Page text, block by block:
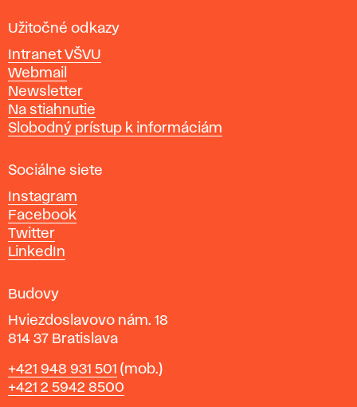
a
ý
t
v
a
r
ý
c
h
u
m
e
í
v
r
a
Užitočné odkazy
Intranet VŠVU
Webmail
Newsletter
Na stiahnutie
Slobodný prístup k informáciám
Sociálne siete
Instagram
Facebook
Twitter
LinkedIn
Budovy
Hviezdoslavovo nám. 18
814 37 Bratislava
Telefón
+421 948 931 501 (mob.)
+421 2 5942 8500